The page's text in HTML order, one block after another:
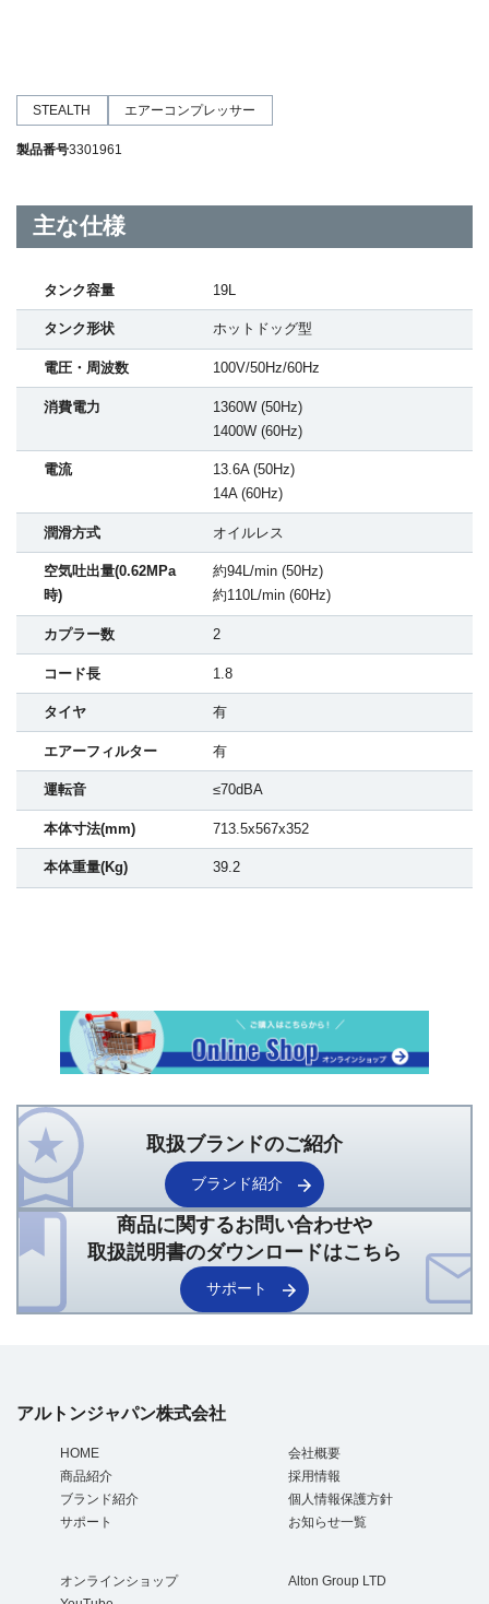
STEALTH エアーコンプレッサー
製品番号3301961
主な仕様
タンク容量 19L
タンク形状 ホットドッグ型
電圧・周波数 100V/50Hz/60Hz
消費電力
1360W (50Hz)
1400W (60Hz)
電流
13.6A (50Hz)
14A (60Hz)
潤滑方式 オイルレス
空気吐出量(0.62MPa
時)
約94L/min (50Hz)
約110L/min (60Hz)
カプラー数 2
コード長 1.8
タイヤ 有
エアーフィルター 有
運転音 ≤70dBA
本体寸法(mm) 713.5x567x352
本体重量(Kg) 39.2
取扱ブランドのご紹介
ブランド紹介
商品に関するお問い合わせや
取扱説明書のダウンロードはこちら
サポート
アルトンジャパン株式会社
HOME
商品紹介
ブランド紹介
サポート
会社概要
採用情報
個人情報保護方針
お知らせ一覧
オンラインショップ
Alton Group LTD